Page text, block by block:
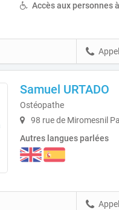
Accès aux personnes
Samuel URTADO
Ostéopathe
98 rue de Miromesnil
Autres langues parlées